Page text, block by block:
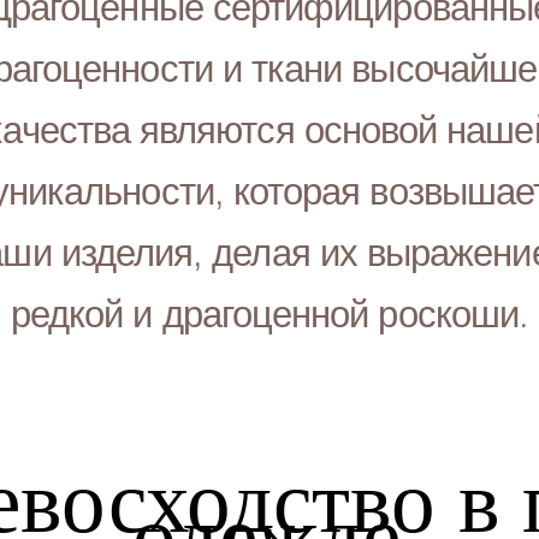
и ткани
являются основой
которая
изделия, делая их
редкой и драгоценной роскоши.